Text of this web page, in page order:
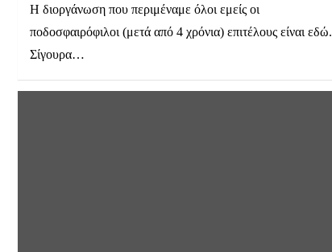
Η διοργάνωση που περιμέναμε όλοι εμείς οι
ποδοσφαιρόφιλοι (μετά από 4 χρόνια) επιτέλους είναι εδώ.
Σίγουρα…